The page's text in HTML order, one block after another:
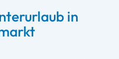
in